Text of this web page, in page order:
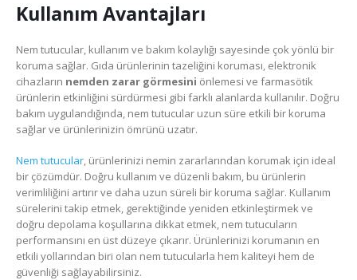
Kullanım Avantajları
Nem tutucular, kullanım ve bakım kolaylığı sayesinde çok yönlü bir
koruma sağlar. Gıda ürünlerinin tazeliğini koruması, elektronik
cihazların nemden zarar görmesini önlemesi ve farmasötik
ürünlerin etkinliğini sürdürmesi gibi farklı alanlarda kullanılır. Doğru
bakım uygulandığında, nem tutucular uzun süre etkili bir koruma
sağlar ve ürünlerinizin ömrünü uzatır.
Nem tutucular, ürünlerinizi nemin zararlarından korumak için ideal
bir çözümdür. Doğru kullanım ve düzenli bakım, bu ürünlerin
verimliliğini artırır ve daha uzun süreli bir koruma sağlar. Kullanım
sürelerini takip etmek, gerektiğinde yeniden etkinleştirmek ve
doğru depolama koşullarına dikkat etmek, nem tutucuların
performansını en üst düzeye çıkarır. Ürünlerinizi korumanın en
etkili yollarından biri olan nem tutucularla hem kaliteyi hem de
güvenliği sağlayabilirsiniz.